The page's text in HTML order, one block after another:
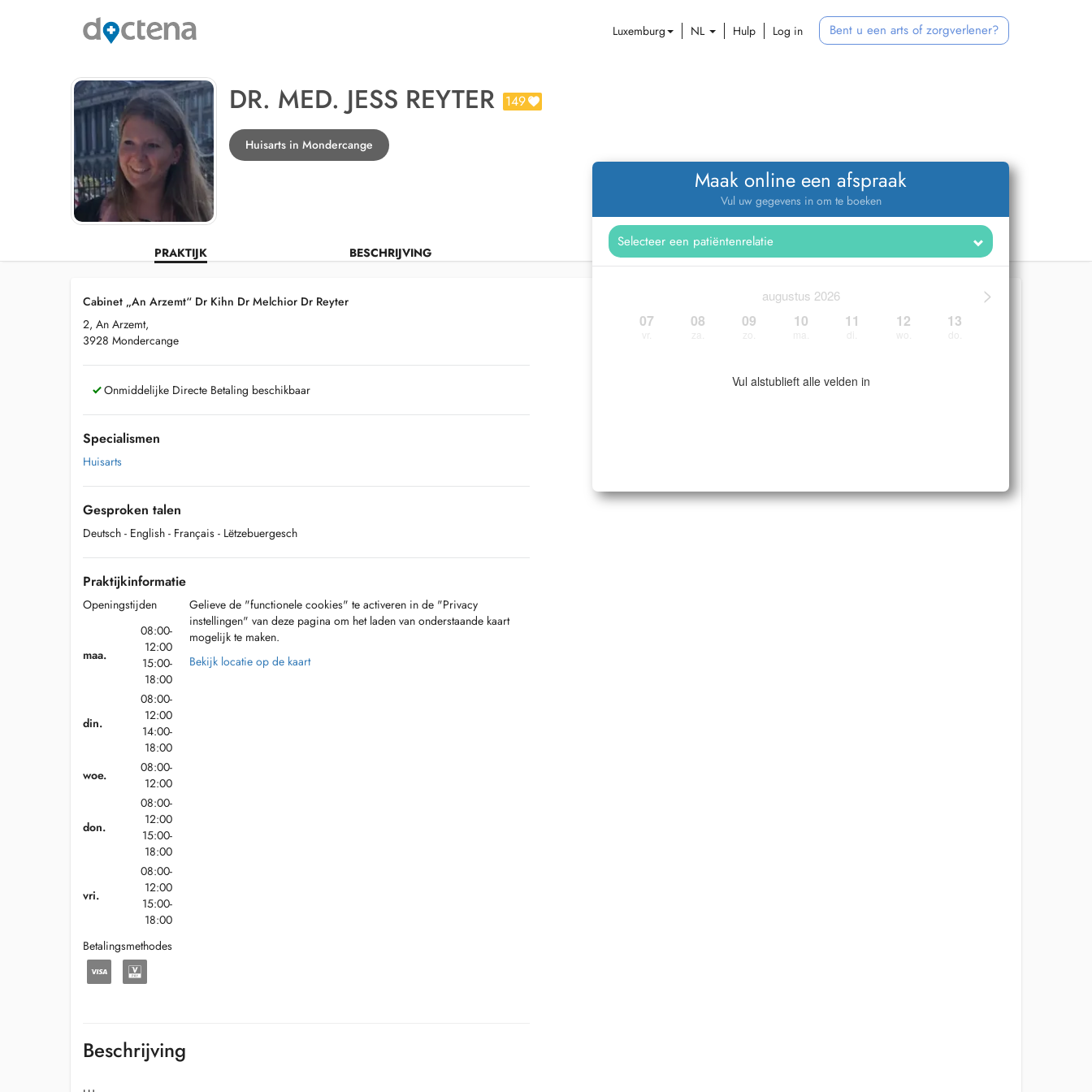
Luxemburg NL Hulp Log in Bent u een arts of zorgverlener?
DR. MED. JESS REYTER 149
Huisarts in Mondercange
PRAKTIJK BESCHRIJVING
Maak online een afspraak
Vul uw gegevens in om te boeken
>
augustus 2026
07 08 09 10 11 12 13
Vul alstublieft alle velden in
Cabinet „An Arzemt“ Dr Kihn Dr Melchior Dr Reyter
2, An Arzemt,
3928 Mondercange
Onmiddelijke Directe Betaling beschikbaar
Specialismen
Huisarts
Gesproken talen
Deutsch - English - Français - Lëtzebuergesch
Praktijkinformatie
Openingstijden
maa.
08:00-
12:00
15:00-
18:00
din.
08:00-
12:00
14:00-
18:00
woe.
08:00-
12:00
don.
08:00-
12:00
15:00-
18:00
vri.
08:00-
12:00
15:00-
18:00
Betalingsmethodes
Gelieve de "functionele cookies" te activeren in de "Privacy
instellingen" van deze pagina om het laden van onderstaande kaart
mogelijk te maken.
Bekijk locatie op de kaart
Beschrijving